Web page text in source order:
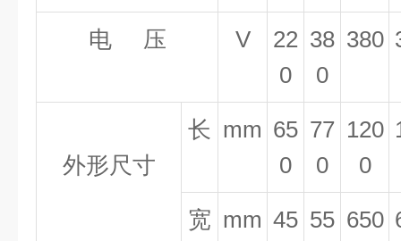
电 压 V
22
0
38
0
380
外形尺寸
长 mm 65
0
77
0
120
0
宽 mm 45 55 650